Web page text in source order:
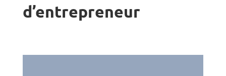
d’entrepreneur